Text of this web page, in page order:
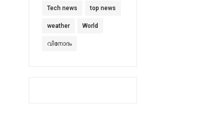
Tech news top news
weather World
വിനോദം